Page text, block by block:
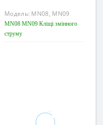
Модель: MN08, MN09
MN08 MN09 Кліщі змінного
струму